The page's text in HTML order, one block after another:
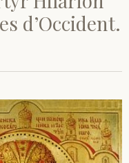
d’Occident.